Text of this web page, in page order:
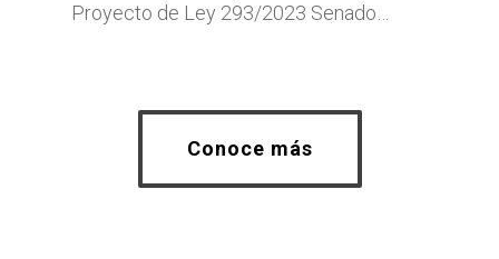
Proyecto de Ley 293/2023 Senado…
Conoce más